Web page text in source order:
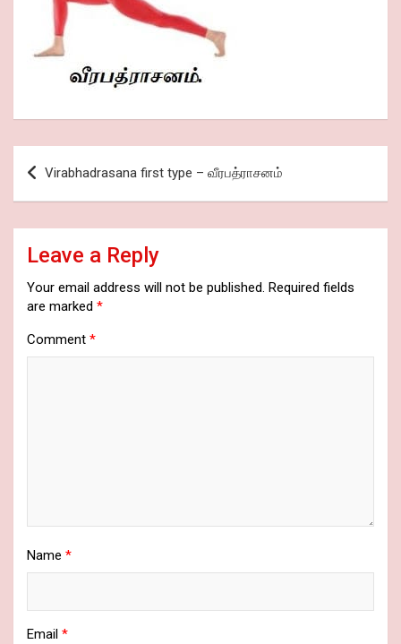
Post
navigation
Virabhadrasana first type – வீரபத்ராசனம்
Leave a Reply
Your email address will not be published. Required fields
are marked *
Comment *
Name *
Email *